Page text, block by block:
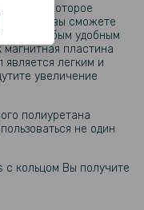
кольцо, которое
ему вы сможете
под любым удобным
пластина
является легким и
увеличение
полиуретана
не один
с кольцом Вы получите